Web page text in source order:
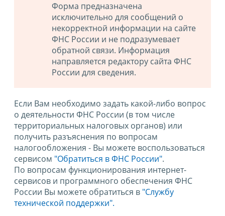
Форма предназначена
исключительно для сообщений о
некорректной информации на сайте
ФНС России и не подразумевает
обратной связи. Информация
направляется редактору сайта ФНС
России для сведения.
Если Вам необходимо задать какой-либо вопрос
о деятельности ФНС России (в том числе
территориальных налоговых органов) или
получить разъяснения по вопросам
налогообложения - Вы можете воспользоваться
сервисом "Обратиться в ФНС России".
По вопросам функционирования интернет-
сервисов и программного обеспечения ФНС
России Вы можете обратиться в "Службу
технической поддержки".